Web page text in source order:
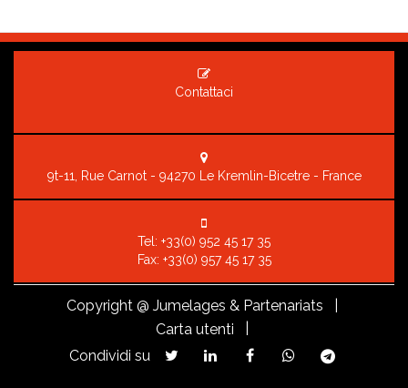
Contattaci
9t-11, Rue Carnot - 94270 Le Kremlin-Bicetre - France
Tel: +33(0) 952 45 17 35
Fax: +33(0) 957 45 17 35
Copyright@ Jumelages & Partenariats |
Carta utenti
Condividi su